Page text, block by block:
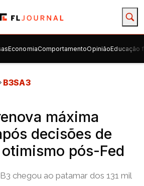
EconomiaComportamentoOpiniãoEducação
B3SA3
máxima
decisões de
pós-Fed
chegou ao patamar dos 131 mil